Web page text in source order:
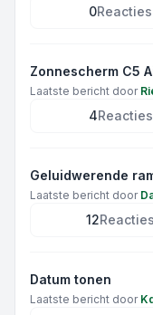
0Reacties
Zonnescherm C5
Laatste bericht door
4Reacties
Geluidwerende
Laatste bericht door
12Reacties
Datum tonen
Laatste bericht door